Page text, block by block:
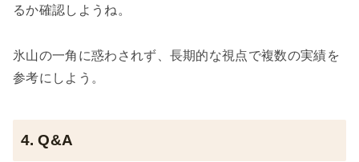
るか確認しようね。
氷山の一角に惑わされず、長期的な視点で複数の実績を
参考にしよう。
4. Q&A